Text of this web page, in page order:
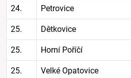
24. Petrovice
25. Dětkovice
25. Horní Poříčí
25. Velké Opatovice